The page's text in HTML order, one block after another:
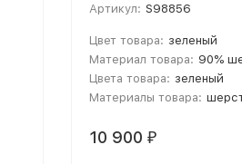
Артикул: S98856
Цвет товара: зеленый
Материал товара: 90% шерсть
Цвета товара: зеленый
Материалы товара:
10 900 ₽